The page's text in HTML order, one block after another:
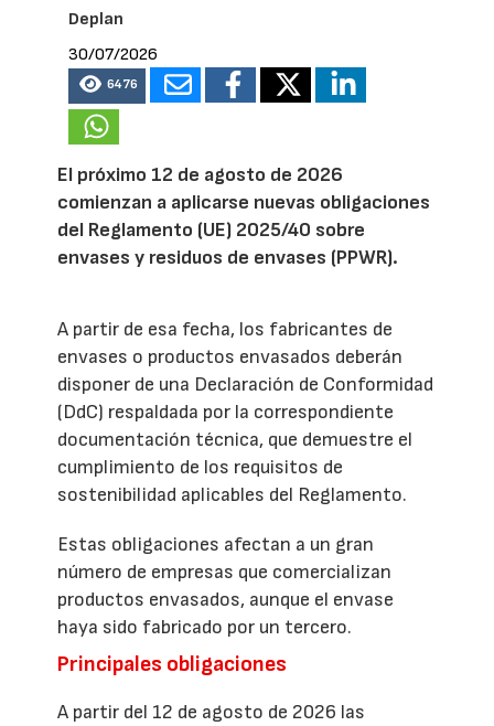
Deplan
30/07/2026
6476
El próximo 12 de agosto de 2026
comienzan a aplicarse nuevas obligaciones
del Reglamento (UE) 2025/40 sobre
envases y residuos de envases (PPWR).
A partir de esa fecha, los fabricantes de
envases o productos envasados deberán
disponer de una Declaración de Conformidad
(DdC) respaldada por la correspondiente
documentación técnica, que demuestre el
cumplimiento de los requisitos de
sostenibilidad aplicables del Reglamento.
Estas obligaciones afectan a un gran
número de empresas que comercializan
productos envasados, aunque el envase
haya sido fabricado por un tercero.
Principales obligaciones
A partir del 12 de agosto de 2026 las